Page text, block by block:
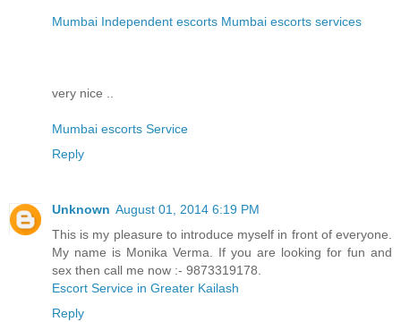
Mumbai Independent escorts Mumbai escorts services
very nice ..
Mumbai escorts Service
Reply
Unknown August 01, 2014 6:19 PM
This is my pleasure to introduce myself in front of everyone.
My name is Monika Verma. If you are looking for fun and
sex then call me now :- 9873319178.
Escort Service in Greater Kailash
Reply